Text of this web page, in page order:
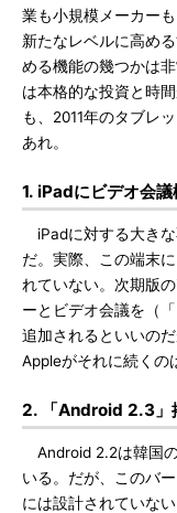
業も小規模メーカー
新たなレベルに高め
める機能の幾つかは
は本格的な投資と時
も、2011年のタブレ
あれ。
1. iPadにビデオ会議
iPadに対する大きな
だ。実際、この端末
れていない。次期版
ーとビデオ会議を（
追加されるといいの
Appleがそれに続くの
2. 「Android 2.3」
Android 2.2は韓国
いる。だが、このバ
には設計されていな